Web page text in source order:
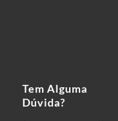
Tem Alguma
Dúvida?